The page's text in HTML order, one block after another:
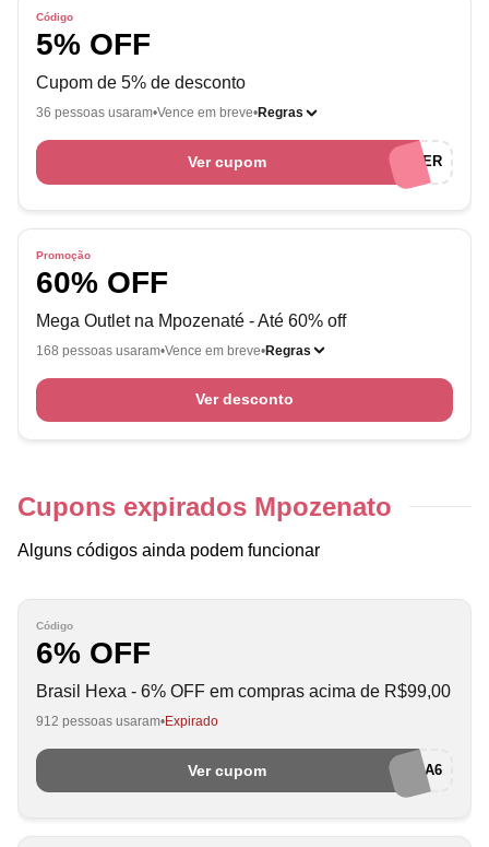
Código
5% OFF
Cupom de 5% de desconto
36 pessoas usaram Vence em breve Regras
Ver cupom MEUNIVER
Promoção
60% OFF
Mega Outlet na Mpozenaté - Até 60% off
168 pessoas usaram Vence em breve Regras
Ver desconto
Cupons expirados Mpozenato
Alguns códigos ainda podem funcionar
Código
6% OFF
Brasil Hexa - 6% OFF em compras acima de R$99,00
912 pessoas usaram Expirado
Ver cupom HEXA6